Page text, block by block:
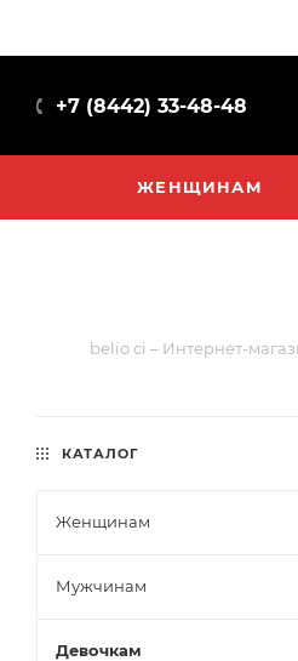
+7 (8442) 33-48-48
ЖЕНЩИНАМ
belio ci – Интернет-
КАТАЛОГ
Женщинам
Мужчинам
Девочкам